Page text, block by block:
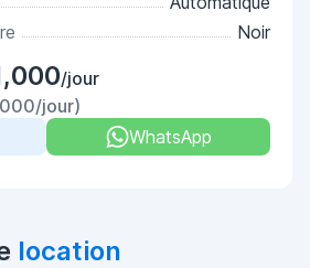
Noir
/jour
jour)
WhatsApp
location